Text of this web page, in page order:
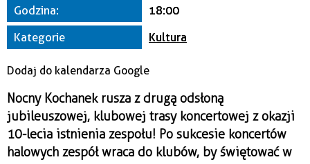
Godzina:
18:00
Kategorie
Kultura
Dodaj do kalendarza Google
Nocny Kochanek rusza z drugą odsłoną
jubileuszowej, klubowej trasy koncertowej z okazji
10-lecia istnienia zespołu! Po sukcesie koncertów
halowych zespół wraca do klubów, by świętować w